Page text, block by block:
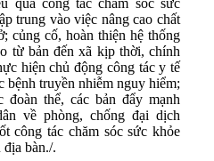
quả công tác chăm sóc sức
trung vào việc nâng cao chất
củng cố, hoàn thiện hệ thống
từ bản đến xã kịp thời, chính
hiện chủ động công tác y tế
bệnh truyền nhiễm nguy hiểm;
thể, các bản đẩy mạnh
về phòng, chống đại dịch
công tác chăm sóc sức khỏe
địa bàn./.